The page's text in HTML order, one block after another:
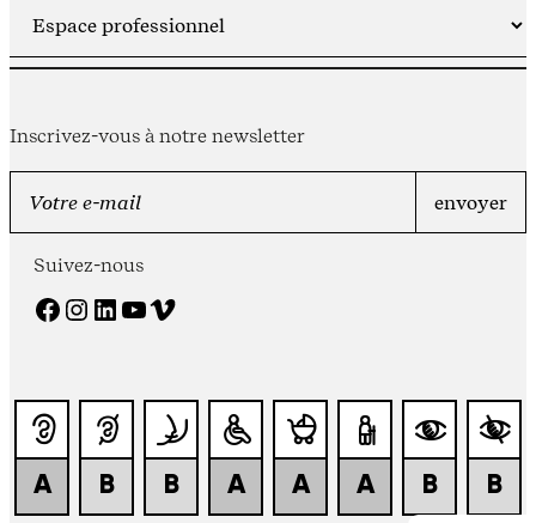
Inscrivez-vous à notre newsletter
Suivez-nous
Facebook Instagram LinkedIn YouTube Vimeo